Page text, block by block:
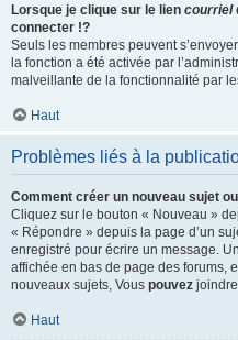
Lorsque je clique sur le lien courriel
connecter !?
Seuls les membres peuvent
la fonction a été activée par
malveillante de la fonctionnalité par
Haut
Problèmes liés à la
Comment créer un nouveau sujet
Cliquez sur le bouton « Nouveau »
« Répondre » depuis la page d’un
enregistré pour écrire un message.
affichée en bas de page des forums,
nouveaux sujets, Vous pouvez
Haut